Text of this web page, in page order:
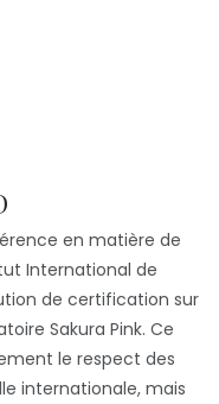
en matière de
International de
de certification sur
Sakura Pink. Ce
le respect des
internationale, mais